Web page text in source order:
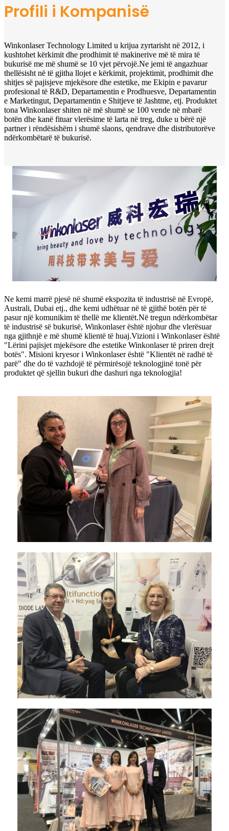
Profili i Kompanisë
Winkonlaser Technology Limited u krijua zyrtarisht në 2012, i
kushtohet kërkimit dhe prodhimit të makinerive më të mira të
bukurisë me më shumë se 10 vjet përvojë.Ne jemi të angazhuar
thellësisht në të gjitha llojet e kërkimit, projektimit, prodhimit dhe
shitjes së pajisjeve mjekësore dhe estetike, me Ekipin e pavarur
profesional të R&D, Departamentin e Prodhuesve, Departamentin
e Marketingut, Departamentin e Shitjeve të Jashtme, etj. Produktet
tona Winkonlaser shiten në më shumë se 100 vende në mbarë
botën dhe kanë fituar vlerësime të larta në treg, duke u bërë një
partner i rëndësishëm i shumë slaons, qendrave dhe distributorëve
ndërkombëtarë të bukurisë.
Ne kemi marrë pjesë në shumë ekspozita të industrisë në Evropë,
Australi, Dubai etj., dhe kemi udhëtuar në të gjithë botën për të
pasur një komunikim të thellë me klientët.Në tregun ndërkombëtar
të industrisë së bukurisë, Winkonlaser është njohur dhe vlerësuar
nga gjithnjë e më shumë klientë të huaj.Vizioni i Winkonlaser është
"Lërini pajisjet mjekësore dhe estetike Winkonlaser të priren drejt
botës". Misioni kryesor i Winkonlaser është "Klientët në radhë të
parë" dhe do të vazhdojë të përmirësojë teknologjinë tonë për
produktet që sjellin bukuri dhe dashuri nga teknologjia!